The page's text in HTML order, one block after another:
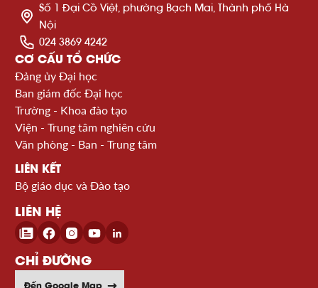
Số 1 Đại Cồ Việt, phường Bạch Mai, Thành phố Hà
Nội
024 3869 4242
CƠ CẤU TỔ CHỨC
Đảng ủy Đại học
Ban giám đốc Đại học
Trường - Khoa đào tạo
Viện - Trung tâm nghiên cứu
Văn phòng - Ban - Trung tâm
LIÊN KẾT
Bộ giáo dục và Đào tạo
LIÊN HỆ
CHỈ ĐƯỜNG
Đến Google Map